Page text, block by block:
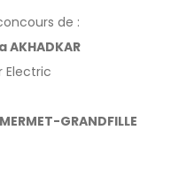
de :
Electric
GRANDFILLE